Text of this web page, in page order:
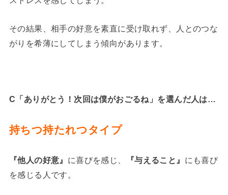
その結果、相手の好意を素直に受け取れず、人とのつな
がりを希薄にしてしまう傾向があります。
C「ありがとう！次回は僕がおごるね」 を選んだ人は…
持ちつ持たれつタイプ
『他人の好意』 に喜びを感じ、 『与えること』 にも喜び
を感じる人です。